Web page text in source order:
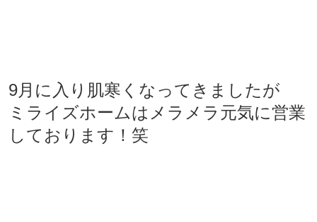
9月に入り肌寒くなってきましたが
ミライズホームはメラメラ元気に営業
しております！笑